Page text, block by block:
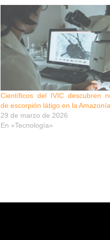
Científicos del IVIC descubren
de escorpión látigo en la
29 de marzo de 2026
En «Tecnología»